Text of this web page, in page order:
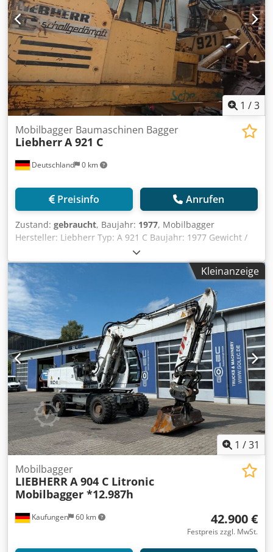
1 /3
Deutschland 0 km
Mobilbagger Baumaschinen Bagger
LiebherrA 921 C
Preisinfo Anrufen
Zustand: gebraucht, Baujahr: 1977, Mobilbagger
Hersteller: Liebherr Typ: A 921 C Baujahr: 1977 Gewicht /
Einsatzgewicht: ca. 18.000 kg Transportlänge: ca. 8,50 –
9,00 m Transportbreite: ca. 2,48 – 2,50 m Höhe (über
Kabine): ca. 3,15 – 3,20 m Motor & Antrieb Motortyp: Deutz
F6L 912 (luftgekühlter 6-Zylinder-Saugdiesel) Leistung: ca.
100 – 106 PS (70 – 78 kW) bei 2.300 U/min Hubraum: 5,6
Liter (5.652 cm³) Kühlsystem: Luftkühlung (sehr
wartungsarm, ideal für Kaltstarts) Höchstgeschwindigkeit:
ca. 20 km/h (Hydrostatischer Fahrantrieb mit
Stufenregelung) Hydraulik & Arbeitseinrichtung
Hydrauliksystem: Hydromatik-Axialkolbenpumpen mit
leistungsgeregelter Summensteuerung Tankinhalt
Hydrauliköl: ca. 270 Liter Crodpfozrzymox Acmof
Tankinhalt Diesel: ca. 228 Liter Standard-Tieflöffelvolumen:
ca. 0,60 – 1,00 m³ 5826
Kleinanzeige
1 /31
Kaufungen 60 km
Mobilbagger
LIEBHERRA 904 C Litronic
Mobilbagger *12.987h
42.900 €
Festpreis zzgl. MwSt.